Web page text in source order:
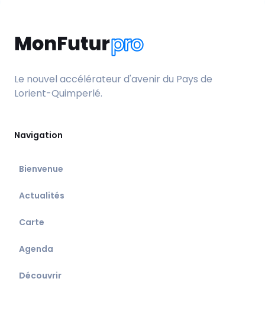
Le nouvel accélérateur d'avenir du Pays de
Lorient-Quimperlé.
Navigation
Bienvenue
Actualités
Carte
Agenda
Découvrir